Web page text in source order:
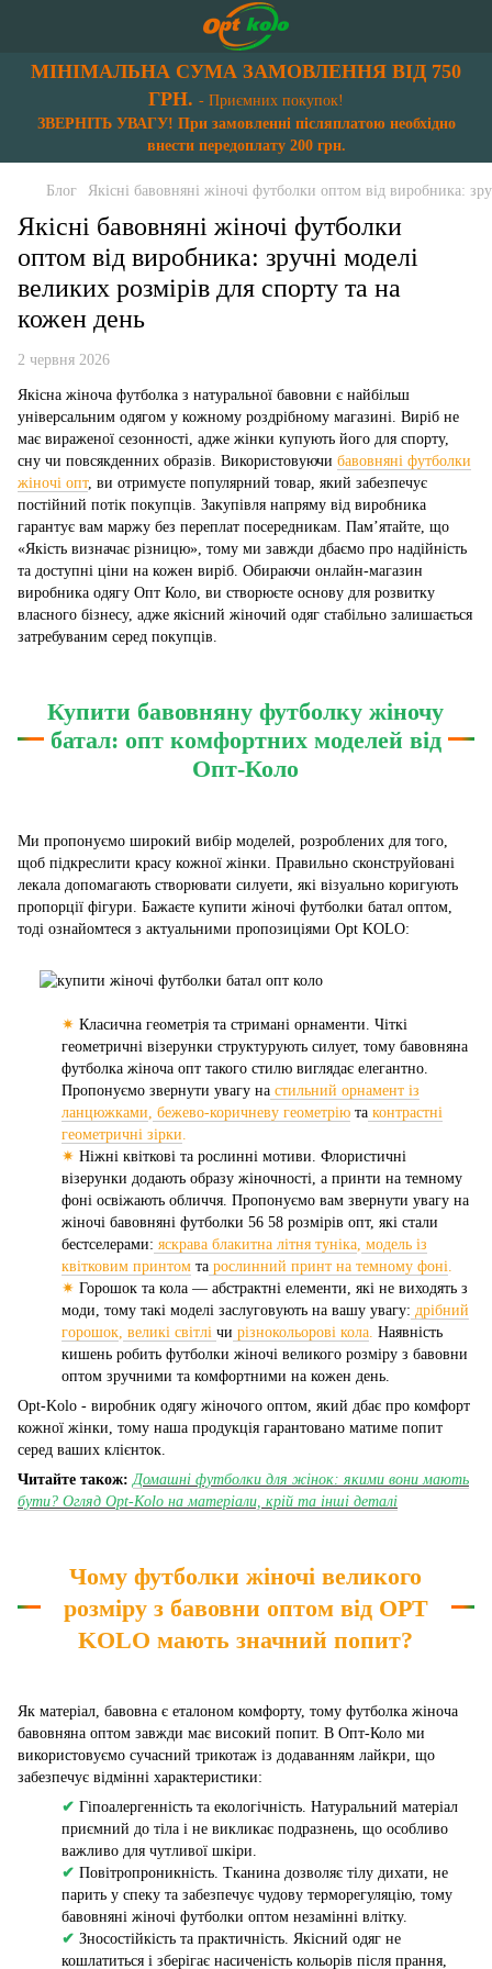
МІНІМАЛЬНА СУМА ЗАМОВЛЕННЯ ВІД 750
ГРН. - Приємних покупок!
ЗВЕРНІТЬ УВАГУ! При замовленні післяплатою необхідно
внести передоплату 200 грн.
Блог Якісні бавовняні жіночі футболки оптом від виробника:
Якісні бавовняні жіночі футболки
оптом від виробника: зручні моделі
великих розмірів для спорту та на
кожен день
2 червня 2026
Якісна жіноча футболка з натуральної бавовни є найбільш
універсальним одягом у кожному роздрібному магазині. Виріб не
має вираженої сезонності, адже жінки купують його для спорту,
сну чи повсякденних образів. Використовуючи бавовняні футболки
жіночі опт, ви отримуєте популярний товар, який забезпечує
постійний потік покупців. Закупівля напряму від виробника
гарантує вам маржу без переплат посередникам. Пам’ятайте, що
«Якість визначає різницю», тому ми завжди дбаємо про надійність
та доступні ціни на кожен виріб. Обираючи онлайн-магазин
виробника одягу Опт Коло, ви створюєте основу для розвитку
власного бізнесу, адже якісний жіночий одяг стабільно залишається
затребуваним серед покупців.
Купити бавовняну футболку жіночу
батал: опт комфортних моделей від
Опт-Коло
Ми пропонуємо широкий вибір моделей, розроблених для того,
щоб підкреслити красу кожної жінки. Правильно сконструйовані
лекала допомагають створювати силуети, які візуально коригують
пропорції фігури. Бажаєте купити жіночі футболки батал оптом,
тоді ознайомтеся з актуальними пропозиціями Opt KOLO:
✷ Класична геометрія та стримані орнаменти. Чіткі
геометричні візерунки структурують силует, тому бавовняна
футболка жіноча опт такого стилю виглядає елегантно.
Пропонуємо звернути увагу на стильний орнамент із
ланцюжками бежево-коричневу геометрію та контрастні
геометричні зірки
✷ Ніжні квіткові та рослинні мотиви. Флористичні
візерунки додають образу жіночності, а принти на темному
фоні освіжають обличчя. Пропонуємо вам звернути увагу на
жіночі бавовняні футболки 56 58 розмірів опт, які стали
бестселерами: яскрава блакитна літня туніка модель із
квітковим принтом та рослинний принт на темному фоні
✷ Горошок та кола — абстрактні елементи, які не виходять з
моди, тому такі моделі заслуговують на вашу увагу: дрібний
горошок великі світлі чи різнокольорові кола Наявність
кишень робить футболки жіночі великого розміру з бавовни
оптом зручними та комфортними на кожен день.
Opt-Kolo - виробник одягу жіночого оптом, який дбає про комфорт
кожної жінки, тому наша продукція гарантовано матиме попит
серед ваших клієнток.
Читайте також: Домашні футболки для жінок: якими вони мають
бути? Огляд Opt-Kolo на матеріали, крій та інші деталі
Чому футболки жіночі великого
розміру з бавовни оптом від OPT
KOLO мають значний попит?
Як матеріал, бавовна є еталоном комфорту, тому футболка жіноча
бавовняна оптом завжди має високий попит. В Опт-Коло ми
використовуємо сучасний трикотаж із додаванням лайкри, що
забезпечує відмінні характеристики:
✔ Гіпоалергенність та екологічність. Натуральний матеріал
приємний до тіла і не викликає подразнень, що особливо
важливо для чутливої шкіри.
✔ Повітропроникність. Тканина дозволяє тілу дихати, не
парить у спеку та забезпечує чудову терморегуляцію, тому
бавовняні жіночі футболки оптом незамінні влітку.
✔ Зносостійкість та практичність. Якісний одяг не
кошлатиться і зберігає насиченість кольорів після прання,